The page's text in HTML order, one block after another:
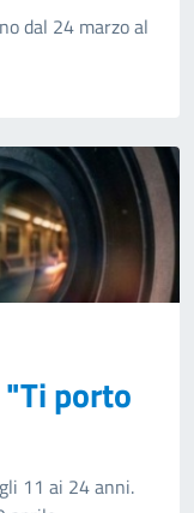
dal 24 marzo al
porto
11 ai 24 anni.